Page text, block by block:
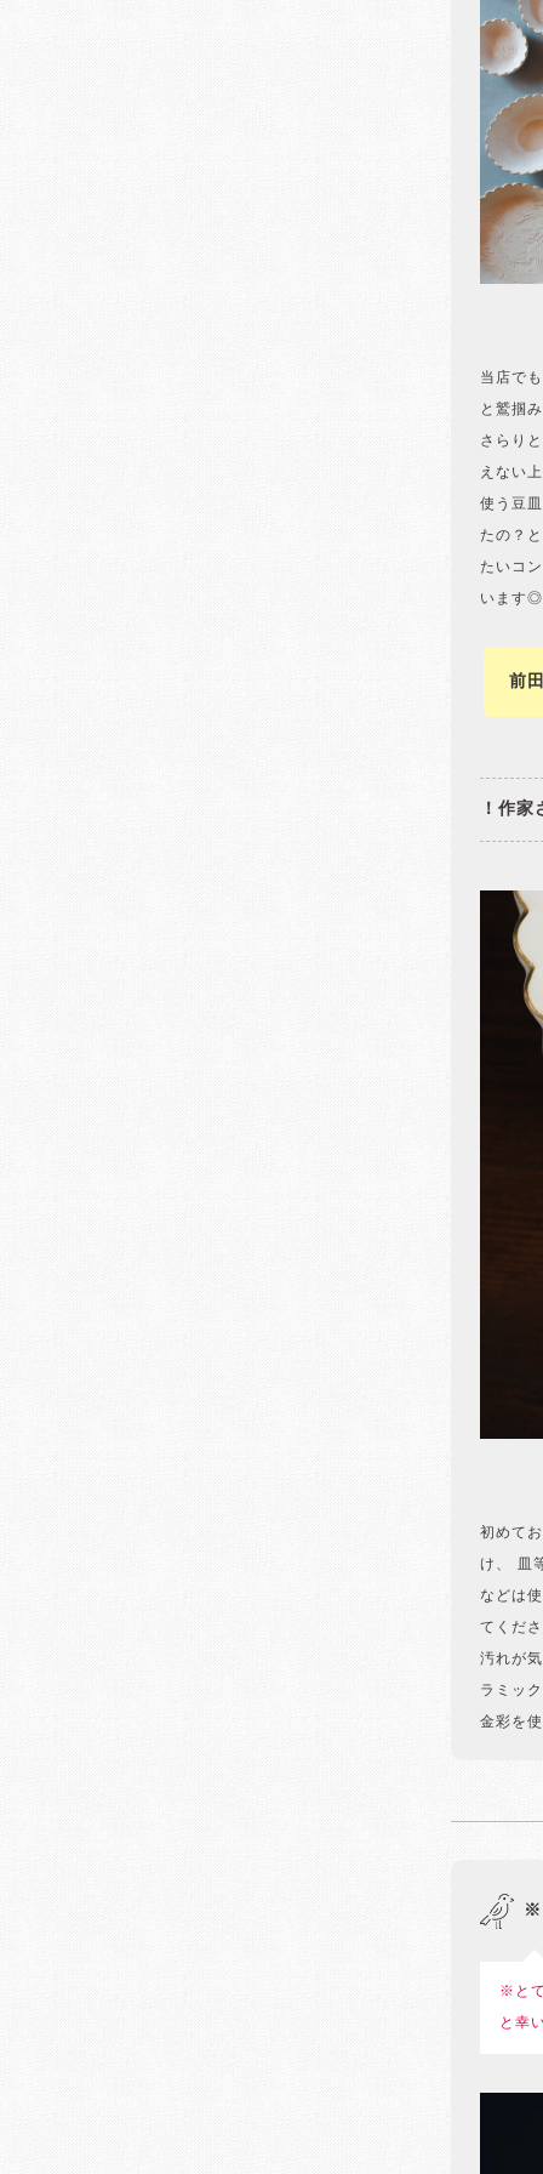
当店で
と鷲掴
さらり
えない
使う豆
たの？
たいコ
います◎
前
！作
初めて
け、 皿
などは
てくだ
汚れが
ラミッ
金彩を
※
※と
と幸